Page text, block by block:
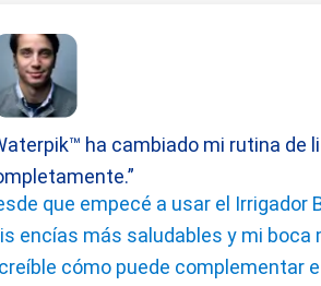
ha cambiado mi rutina de
que empecé a usar el Irrigador
encías más saludables y mi boca
cómo puede complementar